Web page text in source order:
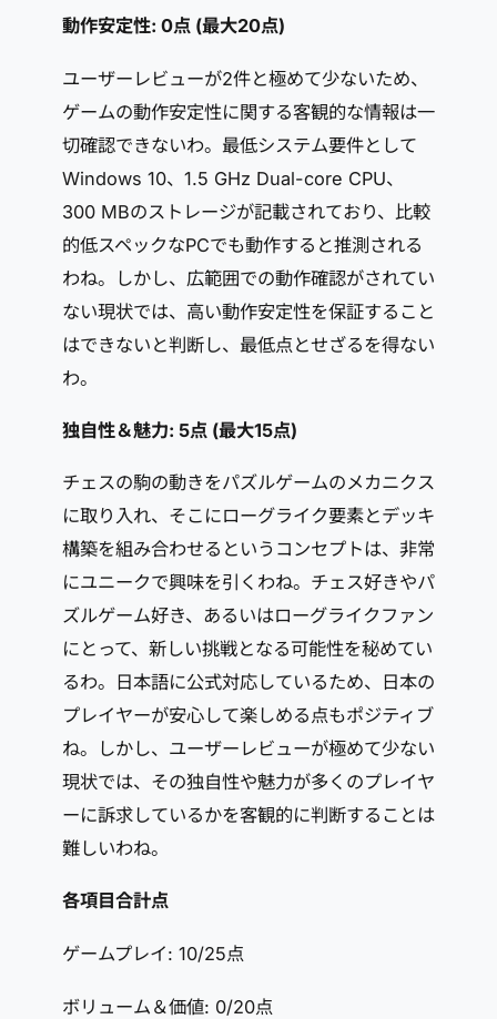
動作安定性: 0点 (最大20点)
ユーザーレビューが2件と極めて少ないため、
ゲームの動作安定性に関する客観的な情報は一
切確認できないわ。最低システム要件として
Windows 10、1.5 GHz Dual-core CPU、
300 MBのストレージが記載されており、比較
的低スペックなPCでも動作すると推測される
わね。しかし、広範囲での動作確認がされてい
ない現状では、高い動作安定性を保証すること
はできないと判断し、最低点とせざるを得ない
わ。
独自性＆魅力: 5点 (最大15点)
チェスの駒の動きをパズルゲームのメカニクス
に取り入れ、そこにローグライク要素とデッキ
構築を組み合わせるというコンセプトは、非常
にユニークで興味を引くわね。チェス好きやパ
ズルゲーム好き、あるいはローグライクファン
にとって、新しい挑戦となる可能性を秘めてい
るわ。日本語に公式対応しているため、日本の
プレイヤーが安心して楽しめる点もポジティブ
ね。しかし、ユーザーレビューが極めて少ない
現状では、その独自性や魅力が多くのプレイヤ
ーに訴求しているかを客観的に判断することは
難しいわね。
各項目合計点
ゲームプレイ: 10/25点
ボリューム＆価値: 0/20点